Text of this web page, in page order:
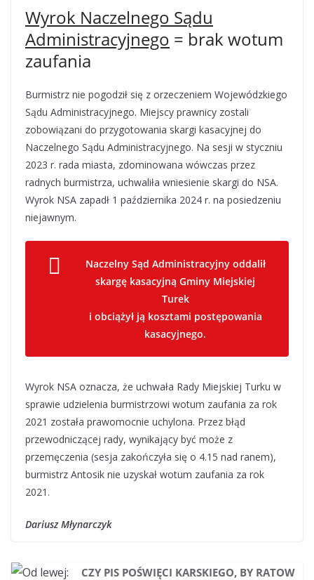
Wyrok Naczelnego Sądu
Administracyjnego = brak wotum
zaufania
Burmistrz nie pogodził się z orzeczeniem Wojewódzkiego
Sądu Administracyjnego. Miejscy prawnicy zostali
zobowiązani do przygotowania skargi kasacyjnej do
Naczelnego Sądu Administracyjnego. Na sesji w styczniu
2023 r. rada miasta, zdominowana wówczas przez
radnych burmistrza, uchwaliła wniesienie skargi do NSA.
Wyrok NSA zapadł 1 października 2024 r. na posiedzeniu
niejawnym.
Naczelny Sąd Administracyjny oddalił
skargę kasacyjną Gminy Miejskiej
Turek
i obciążył ją kosztami postępowania
kasacyjnego.
Wyrok NSA oznacza, że uchwała Rady Miejskiej Turku w
sprawie udzielenia burmistrzowi wotum zaufania za rok
2021 została prawomocnie uchylona. Przez błąd
przewodniczącej rady, wynikający być może z
przemęczenia (sesja zakończyła się o 4.15 nad ranem),
burmistrz Antosik nie uzyskał wotum zaufania za rok
2021.
Dariusz Młynarczyk
CZY PIS POŚWIĘCI KARSKIEGO, BY RATOW